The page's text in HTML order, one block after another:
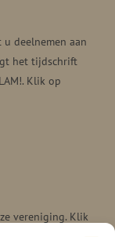
deelnemen aan
het tijdschrift
Klik op
vereniging. Klik